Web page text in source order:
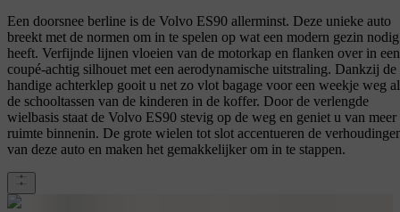
Een doorsnee berline is de Volvo ES90 allerminst. Deze unieke auto
breekt met de normen om in te spelen op wat een modern gezin nodig
heeft. Verfijnde lijnen vloeien van de motorkap en flanken over in een
coupé-achtig silhouet met een aerodynamische uitstraling. Dankzij de
handige achterklep gooit u net zo vlot bagage voor een weekje weg
de schooltassen van de kinderen in de koffer. Door de verlengde
wielbasis staat de Volvo ES90 stevig op de weg en geniet u van meer
ruimte binnenin. De grote wielen tot slot accentueren de
van deze auto en maken het gemakkelijker om in te stappen.